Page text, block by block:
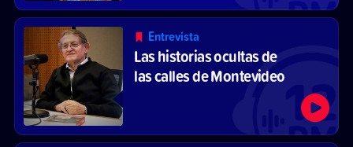
Entrevista
Las historias ocultas de
las calles de Montevideo